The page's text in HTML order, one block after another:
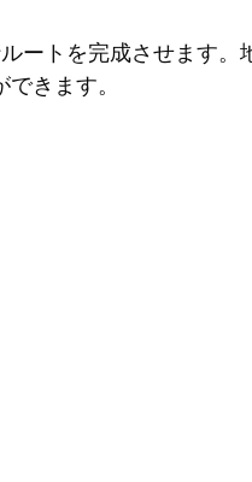
ートを完成させます。
きます。